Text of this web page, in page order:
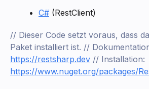
C# (RestClient)
// Dieser Code setzt voraus, dass
Paket installiert ist. //
https://restsharp.dev // Installation:
https://www.nuget.org/packages/